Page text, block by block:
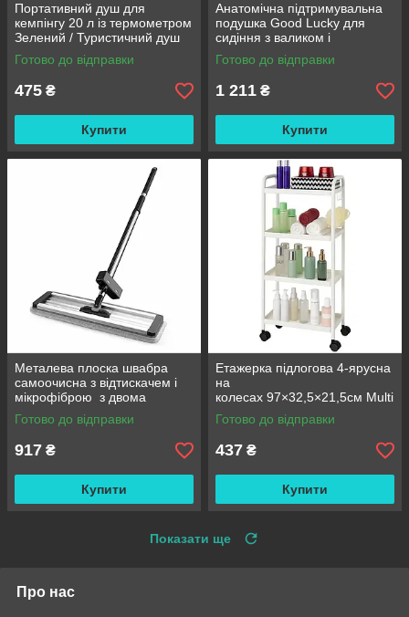
Портативний душ для
кемпінгу 20 л із термометром
Зелений / Туристичний душ
переносний з лійкою /
Польовий душ сумка
Готово до відправки
475 ₴
Купити
Анатомічна підтримувальна
подушка Good Lucky для
сидіння з валиком і
підлокітниками
Готово до відправки
1 211 ₴
Купити
Металева плоска швабра
самоочисна з відтискачем і
мікрофіброю з двома
змінними насадками M06
42см
Готово до відправки
917 ₴
Купити
Етажерка підлогова 4-ярусна
на
колесах 97×32,5×21,5см Multi
fucntion Rack JC606
/ Підлогова вузька стелаж-
Готово до відправки
437 ₴
Купити
Показати ще
Про нас